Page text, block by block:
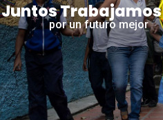
Juntos Trabajamos
por un futuro mejor